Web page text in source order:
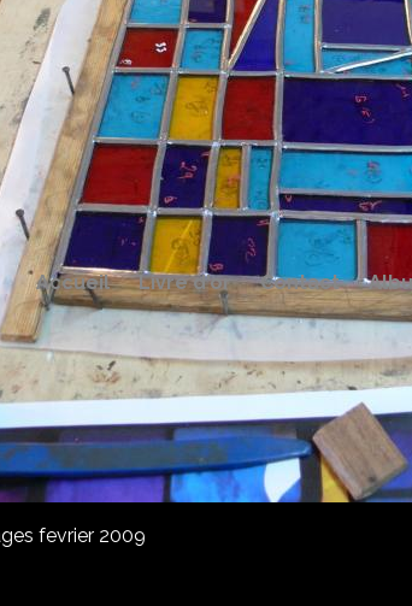
Accueil Livre d'or Contact
fevrier 2009